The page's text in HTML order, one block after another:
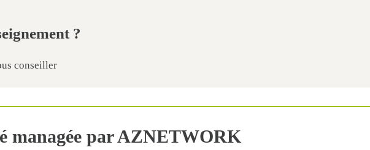
?
conseiller
managée par AZNETWORK